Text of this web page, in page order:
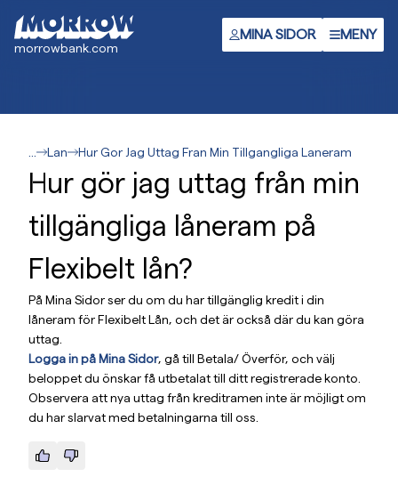
huvudinnehåll
morrowbank.com
MINA SIDOR MENY
Lan Hur Gor Jag Uttag Fran Min Tillgangliga Laneram
Hur gör jag uttag från min
tillgängliga låneram på
Flexibelt lån?
På Mina Sidor ser du om du har tillgänglig kredit i din
låneram för Flexibelt Lån, och det är också där du kan göra
uttag.
Logga in på Mina Sidor, gå till Betala/ Överför, och välj
beloppet du önskar få utbetalat till ditt registrerade konto.
Observera att nya uttag från kreditramen inte är möjligt om
du har slarvat med betalningarna till oss.